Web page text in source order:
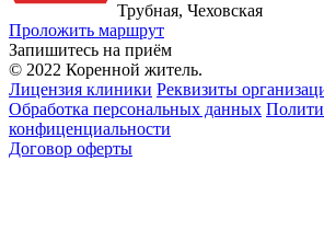
Трубная, Чеховская
Проложить маршрут
Запишитесь на приём
© 2022 Коренной житель.
Лицензия клиники Реквизиты
Обработка персональных данных
конфиценциальности
Договор оферты